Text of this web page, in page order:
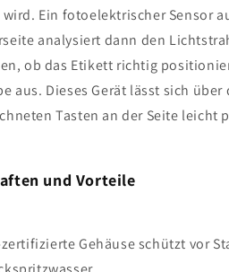
Ein fotoelektrischer Sensor
analysiert dann den
ob das Etikett richtig
aus. Dieses Gerät lässt sich
Tasten an der Seite leicht
und Vorteile
zertifizierte Gehäuse schützt vor